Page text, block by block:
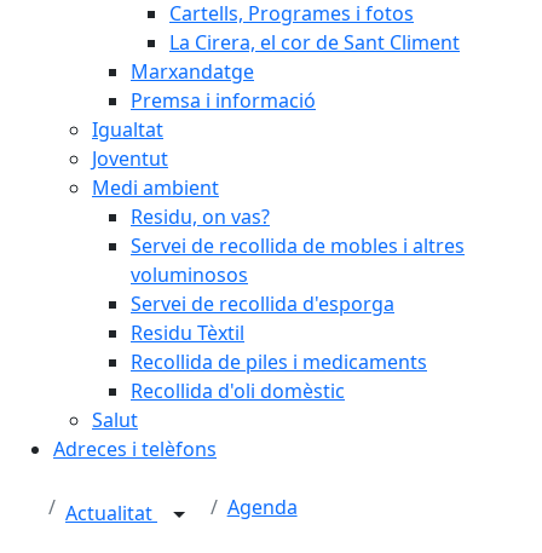
Cartells, Programes i fotos
La Cirera, el cor de Sant Climent
Marxandatge
Premsa i informació
Igualtat
Joventut
Medi ambient
Residu, on vas?
Servei de recollida de mobles i altres
voluminosos
Servei de recollida d'esporga
Residu Tèxtil
Recollida de piles i medicaments
Recollida d'oli domèstic
Salut
Adreces i telèfons
Actualitat Agenda